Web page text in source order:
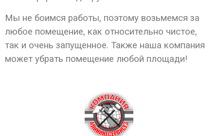
Мы не боимся работы, поэтому возьмемся за
любое помещение, как относительно чистое,
так и очень запущенное. Также наша компания
может убрать помещение любой площади!